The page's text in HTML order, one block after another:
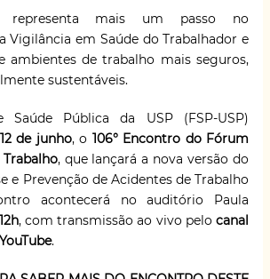
representa mais um passo no
Vigilância em Saúde do Trabalhador e
ambientes de trabalho mais seguros,
sustentáveis.
Saúde Pública da USP (FSP-USP)
12 de junho, o 106° Encontro do Fórum
, que lançará a nova versão do
e Prevenção de Acidentes de Trabalho
acontecerá no auditório Paula
, com transmissão ao vivo pelocanal
.